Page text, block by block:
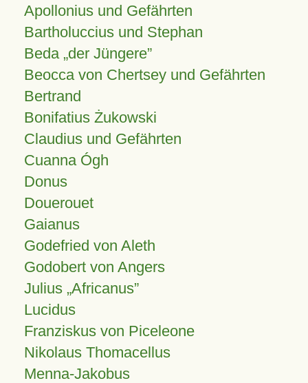
Apollonius und Gefährten
Bartholuccius und Stephan
Beda „der Jüngere”
Beocca von Chertsey und Gefährten
Bertrand
Bonifatius Żukowski
Claudius und Gefährten
Cuanna Ógh
Donus
Douerouet
Gaianus
Godefried von Aleth
Godobert von Angers
Julius Africanus
Lucidus
Franziskus von Piceleone
Nikolaus Thomacellus
Menna-Jakobus